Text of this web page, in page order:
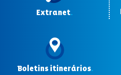
Extranet.
Boletins itinerários.